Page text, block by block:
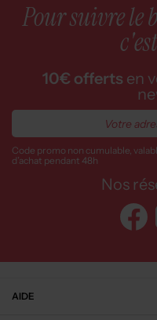
Pour suivre le
10€ offerts en
Code promo non cumulable,
d’achat pendant 48h
Nos
AIDE